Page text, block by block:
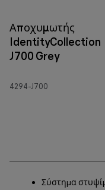
Αποχυμωτής
IdentityCollection
J700 Grey
4294-J700
Σύστημα